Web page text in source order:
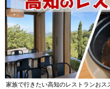
家族で行きたい高知のレストランおス